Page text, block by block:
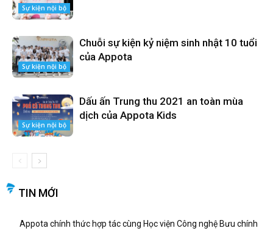
Sự kiện nội bộ
Sự kiện nội bộ
Chuỗi sự kiện kỷ niệm sinh nhật 10 tuổi
của Appota
Sự kiện nội bộ
Dấu ấn Trung thu 2021 an toàn mùa
dịch của Appota Kids
TIN MỚI
Appota chính thức hợp tác cùng Học viện Công nghệ Bưu chính